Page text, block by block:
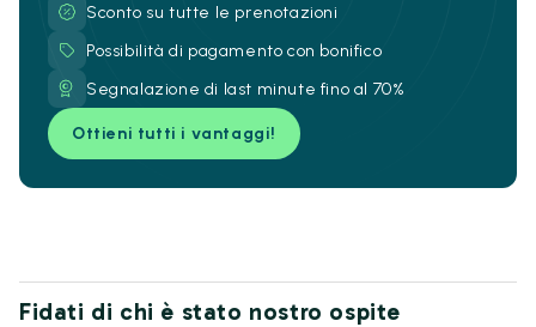
Sconto su tutte le prenotazioni
Possibilità di pagamento con bonifico
Segnalazione di last minute fino al 70%
Ottieni tutti i vantaggi!
Fidati di chi è stato nostro ospite